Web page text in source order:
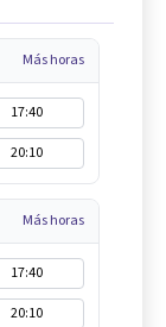
Más horas
17:40
20:10
Más horas
17:40
20:10